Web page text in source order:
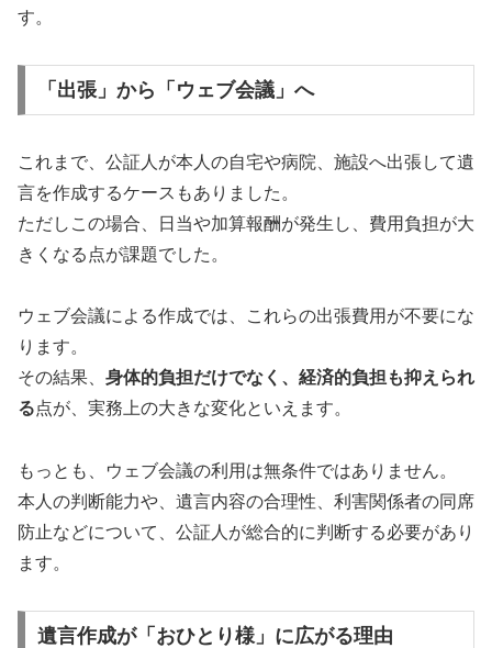
す。
「出張」から「ウェブ会議」へ
これまで、公証人が本人の自宅や病院、施設へ出張して遺
言を作成するケースもありました。
ただしこの場合、日当や加算報酬が発生し、費用負担が大
きくなる点が課題でした。
ウェブ会議による作成では、これらの出張費用が不要にな
ります。
その結果、 身体的負担だけでなく、経済的負担も抑えられ
る点が、実務上の大きな変化といえます。
もっとも、ウェブ会議の利用は無条件ではありません。
本人の判断能力や、遺言内容の合理性、利害関係者の同席
防止などについて、公証人が総合的に判断する必要があり
ます。
遺言作成が「おひとり様」に広がる理由